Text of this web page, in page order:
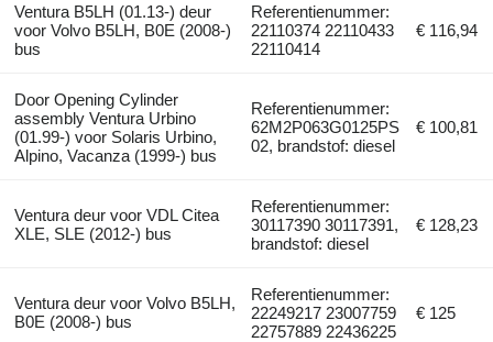
Ventura B5LH (01.13-) deur
voor Volvo B5LH, B0E (2008-)
bus
Referentienummer:
22110374 22110433
22110414
€ 116,94
Door Opening Cylinder
assembly Ventura Urbino
(01.99-) voor Solaris Urbino,
Alpino, Vacanza (1999-) bus
Referentienummer:
62M2P063G0125PS
02, brandstof: diesel
€ 100,81
Ventura deur voor VDL Citea
XLE, SLE (2012-) bus
Referentienummer:
30117390 30117391,
brandstof: diesel
€ 128,23
Ventura deur voor Volvo B5LH,
B0E (2008-) bus
Referentienummer:
22249217 23007759
22757889 22436225
€ 125